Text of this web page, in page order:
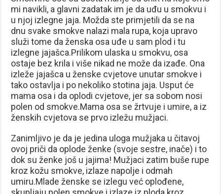
mi navikli, a glavni zadatak im je da uđu u smokvu i
u njoj izlegne jaja. Možda ste primjetili da se na
dnu svake smokve nalazi mala rupa, koja upravo
služi tome da ženska osa uđe u sam plod i tu
izlegne jajašca.Prilikom ulaska u smokvu, osa
ostaje bez krila i više nikad ne može da izađe. Ona
izleže jajašca u ženske cvjetove unutar smokve i
tako ostavlja i po nekoliko stotina jaja. Usput će
mama osa i da oplodi cvjetove, jer sa sobom nosi
polen od smokve.Mama osa se žrtvuje i umire, a iz
ženskih cvjetova se prvo izležu mužjaci.
Zanimljivo je da je jedina uloga mužjaka u čitavoj
ovoj priči da oplode ženke (svoje sestre, inače) i to
dok su ženke još u jajima! Mužjaci zatim buše rupe
kroz kožu smokve, izlaze napolje i odmah
umiru.Mlade ženske se izlegu već oplođene,